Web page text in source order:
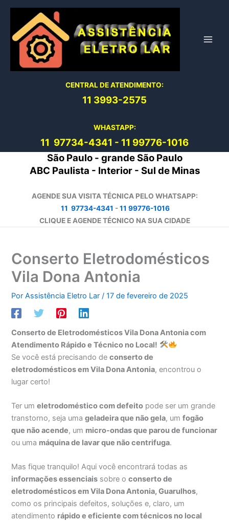
conteúdo
CENTRAL DE ATENDIMENTO:
11 3993-2575
WHASTAPP:
11 97734-4341 - 11 99776-1016
São Paulo - grande São Paulo
ABC Paulista - Interior - Sul de Minas
AGENDE SUA VISITA TÉCNICA PELO WHATSAPP:
11 97734-4341 -11 99776-1016
CLIQUE E AGENDE TÉCNICO NA SUA CIDADE
Conserto Eletrodomésticos
Vila Dona Antonia
PorAssistência Eletro Lar/17 de fevereiro de 2025
Conserto de Eletrodomésticos Vila Dona Antonia com
Atendimento Rápido e Técnico no Local!
Se você está precisando deconserto de
eletrodomésticos em Vila Dona Antonia, encontrou o
lugar certo!
Ter umeletrodoméstico com defeito pode ser um grande
transtorno, seja umageladeira que não gela, umfogão
que não acende, um micro-ondas que parou de funcionar
ou uma máquina de lavar que não centrifuga.
Mas fique tranquilo! Aqui você encontrará todas as
informações essenciais sobre oconserto de
eletrodomésticos em Vila Dona Antonia, Guarulhos,
como os principais defeitos, soluções e, claro, um
atendimento rápido e eficiente com técnicos no local